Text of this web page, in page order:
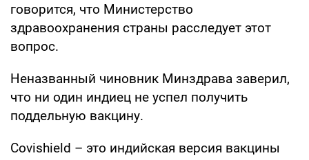
говорится, что Министерство
здравоохранения страны расследует этот
вопрос.
Неназванный чиновник Минздрава заверил,
что ни один индиец не успел получить
поддельную вакцину.
Covishield – это индийская версия вакцины